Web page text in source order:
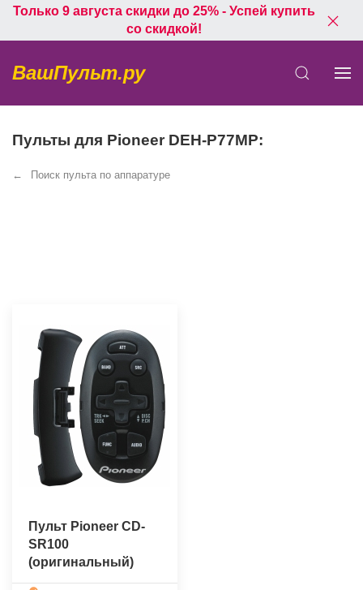
Только 9 августа скидки до 25% - Успей купить
со скидкой!
ВашПульт.ру
Пульты для Pioneer DEH-P77MP:
Поиск пульта по аппаратуре
Пульт Pioneer CD-
SR100
(оригинальный)